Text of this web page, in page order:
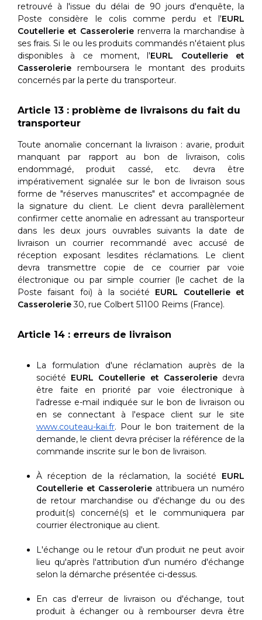
retrouvé à l'issue du délai de 90 jours d'enquête, la
Poste considère le colis comme perdu et l'EURL
Coutellerie et Casserolerierenverra la marchandise à
ses frais. Si le ou les produits commandés n'étaient plus
disponibles à ce moment, l'EURL Coutellerie et
Casserolerie remboursera le montant des produits
concernés par la perte du transporteur.
Article 13 : problème de livraisons du fait du
transporteur
Toute anomalie concernant la livraison : avarie, produit
manquant par rapport au bon de livraison, colis
endommagé, produit cassé, etc. devra être
impérativement signalée sur le bon de livraison sous
forme de "réserves manuscrites" et accompagnée de
la signature du client. Le client devra parallèlement
confirmer cette anomalie en adressant au transporteur
dans les deux jours ouvrables suivants la date de
livraison un courrier recommandé avec accusé de
réception exposant lesdites réclamations. Le client
devra transmettre copie de ce courrier par voie
électronique ou par simple courrier (le cachet de la
Poste faisant foi) à la société EURL Coutellerie et
Casserolerie30, rue Colbert 51100 Reims (France).
Article 14 : erreurs de livraison
La formulation d'une réclamation auprès de la
société EURL Coutellerie et Casseroleriedevra
être faite en priorité par voie électronique à
l'adresse e-mail indiquée sur le bon de livraison ou
en se connectant à l'espace client sur le site
www.couteau-kai.fr. Pour le bon traitement de la
demande, le client devra préciser la référence de la
commande inscrite sur le bon de livraison.
À réception de la réclamation, la société EURL
Coutellerie et Casserolerie attribuera un numéro
de retour marchandise ou d'échange du ou des
produit(s) concerné(s) et le communiquera par
courrier électronique au client.
L'échange ou le retour d'un produit ne peut avoir
lieu qu'après l'attribution d'un numéro d'échange
selon la démarche présentée ci-dessus.
En cas d'erreur de livraison ou d'échange, tout
produit à échanger ou à rembourser devra être